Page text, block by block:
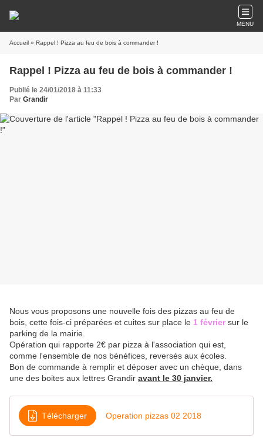
MENU
Accueil » Rappel ! Pizza au feu de bois à commander !
Rappel ! Pizza au feu de bois à commander !
Publié le 24/01/2018 à 11:33
Par Grandir
Nous vous proposons une nouvelle fois des pizzas au feu de
bois, cette fois-ci préparées et cuites sur place le 1 févriersur le
parking de la mairie.
Opération qui rapporte 2€ par pizza à l'association qui est,
comme l'ensemble de nos bénéfices, reversés aux écoles.
Bon de commande à remplir et déposer avec un chèque, dans
une des boites aux lettres Grandir avant le 30 janvier.
Télécharger Operation pizzas 02 2018